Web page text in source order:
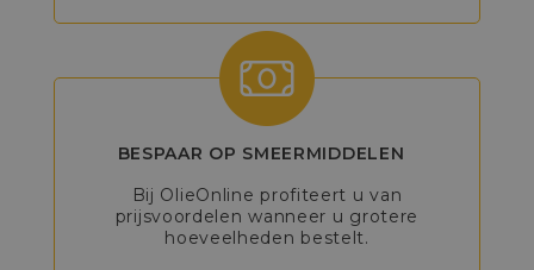
BESPAAR OP SMEERMIDDELEN
Bij OlieOnline profiteert u van
prijsvoordelen wanneer u grotere
hoeveelheden bestelt.